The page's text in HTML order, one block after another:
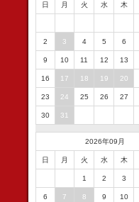
日 月 火 水 木
2 3 4 5 6
9 10 11 12 13
16 17 18 19 20
23 24 25 26 27
30 31
2026年09月
日 月 火 水 木
1 2 3
6 7 8 9 10